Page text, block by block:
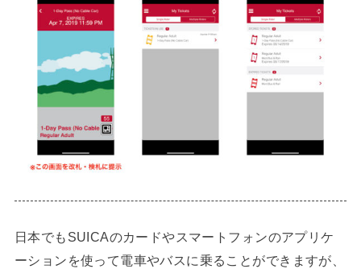
日本でもSUICAのカードやスマートフォンのアプリケ
ーションを使って電車やバスに乗ることができますが、